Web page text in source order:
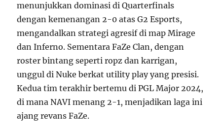
menunjukkan dominasi di Quarterfinals
dengan kemenangan 2-0 atas G2 Esports,
mengandalkan strategi agresif di map Mirage
dan Inferno. Sementara FaZe Clan, dengan
roster bintang seperti ropz dan karrigan,
unggul di Nuke berkat utility play yang presisi.
Kedua tim terakhir bertemu di PGL Major 2024,
di mana NAVI menang 2-1, menjadikan laga ini
ajang revans FaZe.